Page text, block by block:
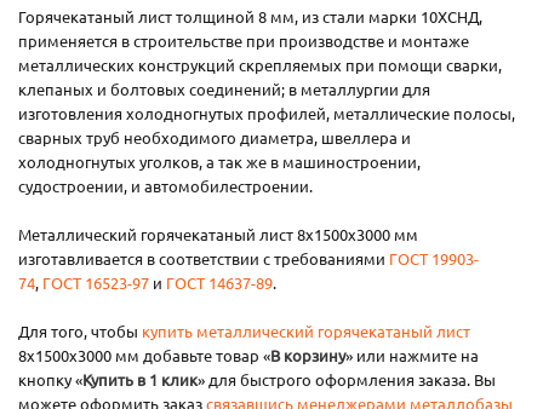
Горячекатаный лист толщиной 8 мм, из стали марки 10ХСНД,
применяется в строительстве при производстве и монтаже
металлических конструкций скрепляемых при помощи сварки,
клепаных и болтовых соединений; в металлургии для
изготовления холодногнутых профилей, металлические полосы,
сварных труб необходимого диаметра, швеллера и
холодногнутых уголков, а так же в машиностроении,
судостроении, и автомобилестроении.
Металлический горячекатаный лист 8х1500х3000 мм
изготавливается в соответствии с требованиями ГОСТ 19903-
74, ГОСТ 16523-97 и ГОСТ 14637-89.
Для того, чтобы купить металлический горячекатаный лист
8х1500х3000 мм добавьте товар «В корзину» или нажмите на
кнопку «Купить в 1 клик» для быстрого оформления заказа. Вы
можете оформить заказсвязавшись менеджерами металлобазы